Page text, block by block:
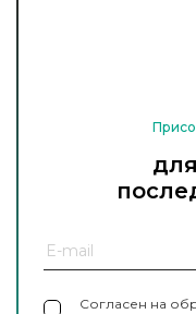
Согласен на